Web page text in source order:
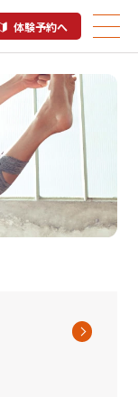
体験予約へ